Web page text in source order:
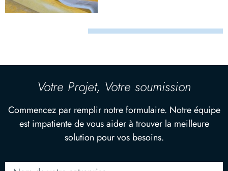
Votre Projet, Votre soumission
Commencez par remplir notre formulaire. Notre équipe
est impatiente de vous aider à trouver la meilleure
solution pour vos besoins.